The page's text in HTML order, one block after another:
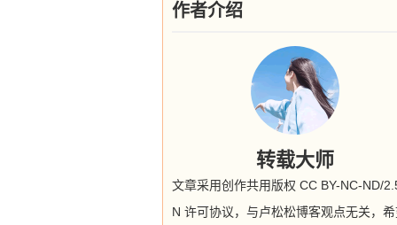
作者介绍
转载大师
文章采用创作共用版权 CC BY-NC-ND/
N 许可协议，与卢松松博客观点无关，